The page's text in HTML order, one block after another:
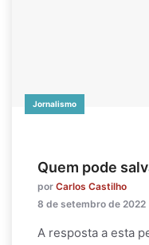
Jornalismo
Quem pode
por Carlos Castilho
8 de setembro de 2022
A resposta a esta